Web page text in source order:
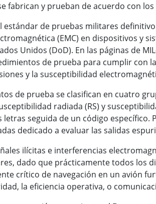
y prueban de acuerdo con los
estándar de pruebas militares
(EMC) en dispositivos y
Unidos (DoD). En las páginas de
de prueba para cumplir con
y la susceptibilidad
de prueba se clasifican en cuatro
radiada (RS) y
seguida de un código
dedicado a evaluar las salidas
ilícitas e interferencias
dado que prácticamente todos los
crítico de navegación en un avión
la eficiencia operativa, o